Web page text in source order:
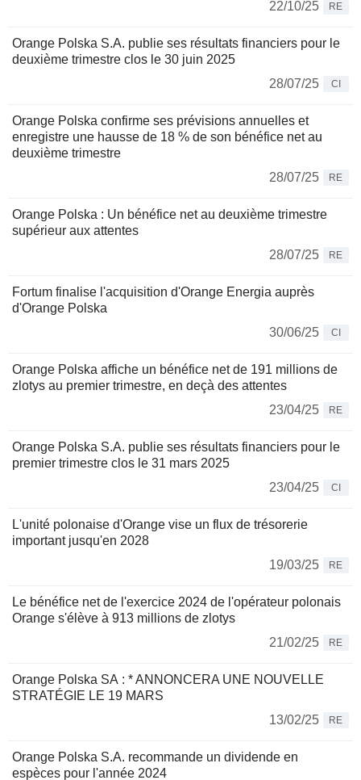
22/10/25
RE
Orange Polska S.A. publie ses résultats financiers pour le
deuxième trimestre clos le 30 juin 2025
28/07/25
CI
Orange Polska confirme ses prévisions annuelles et
enregistre une hausse de 18 % de son bénéfice net au
deuxième trimestre
28/07/25
RE
Orange Polska : Un bénéfice net au deuxième trimestre
supérieur aux attentes
28/07/25
RE
Fortum finalise l'acquisition d'Orange Energia auprès
d'Orange Polska
30/06/25
CI
Orange Polska affiche un bénéfice net de 191 millions de
zlotys au premier trimestre, en deçà des attentes
23/04/25
RE
Orange Polska S.A. publie ses résultats financiers pour le
premier trimestre clos le 31 mars 2025
23/04/25
CI
L'unité polonaise d'Orange vise un flux de trésorerie
important jusqu'en 2028
19/03/25
RE
Le bénéfice net de l'exercice 2024 de l'opérateur polonais
Orange s'élève à 913 millions de zlotys
21/02/25
RE
Orange Polska SA : * ANNONCERA UNE NOUVELLE
STRATÉGIE LE 19 MARS
13/02/25
RE
Orange Polska S.A. recommande un dividende en
espèces pour l'année 2024